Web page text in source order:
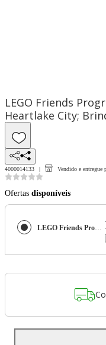
LEGO Friends
Heartlake City;
4000014133 Vendido e entregue
Ofertas disponíveis
LEGO Friends Programa de Talentos Musicais de Heartlake City; Brinquedo 42616